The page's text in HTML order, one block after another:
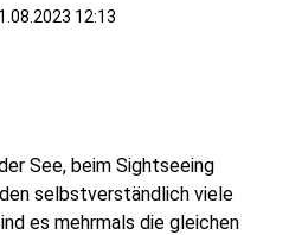
12:13
See, beim Sightseeing
selbstverständlich viele
es mehrmals die gleichen